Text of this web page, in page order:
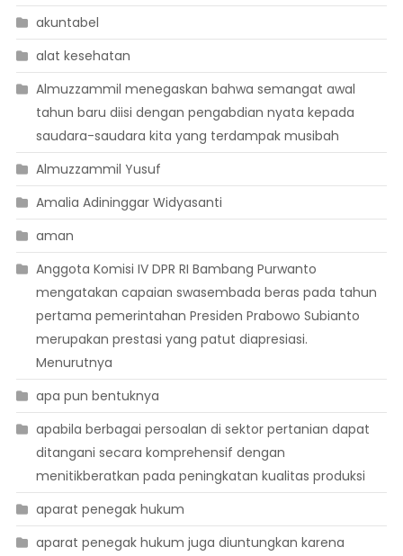
akuntabel
alat kesehatan
Almuzzammil menegaskan bahwa semangat awal
tahun baru diisi dengan pengabdian nyata kepada
saudara-saudara kita yang terdampak musibah
Almuzzammil Yusuf
Amalia Adininggar Widyasanti
aman
Anggota Komisi IV DPR RI Bambang Purwanto
mengatakan capaian swasembada beras pada tahun
pertama pemerintahan Presiden Prabowo Subianto
merupakan prestasi yang patut diapresiasi.
Menurutnya
apa pun bentuknya
apabila berbagai persoalan di sektor pertanian dapat
ditangani secara komprehensif dengan
menitikberatkan pada peningkatan kualitas produksi
aparat penegak hukum
aparat penegak hukum juga diuntungkan karena